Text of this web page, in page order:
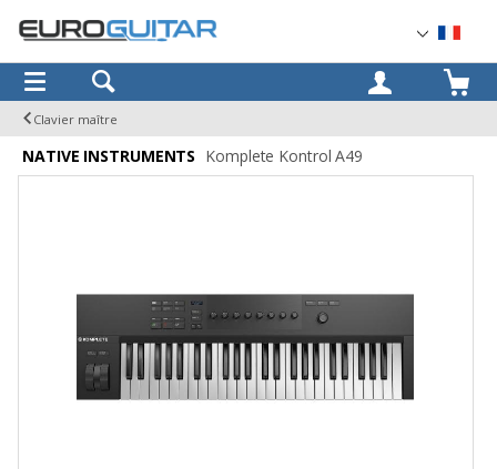
OK
Clavier maître
NATIVE INSTRUMENTS Komplete Kontrol A49